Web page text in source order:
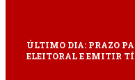
ÚLTIMO DIA: PRAZO
ELEITORAL E EMITIR